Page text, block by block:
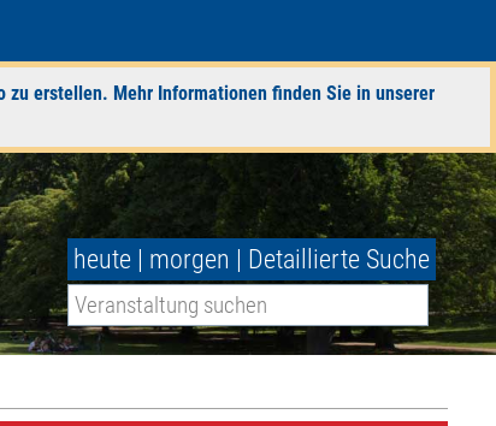
erstellen. Mehr Informationen finden Sie in unserer
heute | morgen | Detaillierte Suche